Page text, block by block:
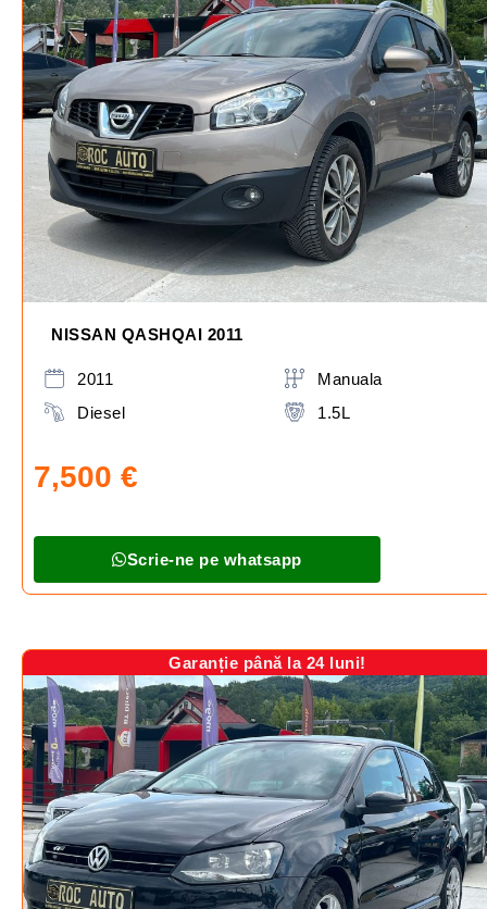
NISSAN QASHQAI 2011
2011
Diesel
Manuala
1.5L
7,500 €
Scrie-ne pe whatsapp
Garanție până la 24 luni!